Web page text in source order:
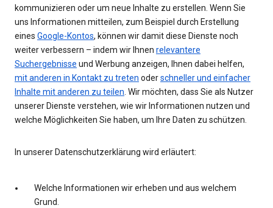
kommunizieren oder um neue Inhalte zu erstellen. Wenn Sie
uns Informationen mitteilen, zum Beispiel durch Erstellung
eines Google-Kontos, können wir damit diese Dienste noch
weiter verbessern – indem wir Ihnen relevantere
Suchergebnisse und Werbung anzeigen, Ihnen dabei helfen,
mit anderen in Kontakt zu treten oderschneller und einfacher
Inhalte mit anderen zu teilen. Wir möchten, dass Sie als Nutzer
unserer Dienste verstehen, wie wir Informationen nutzen und
welche Möglichkeiten Sie haben, um Ihre Daten zu schützen.
In unserer Datenschutzerklärung wird erläutert:
Welche Informationen wir erheben und aus welchem
Grund.